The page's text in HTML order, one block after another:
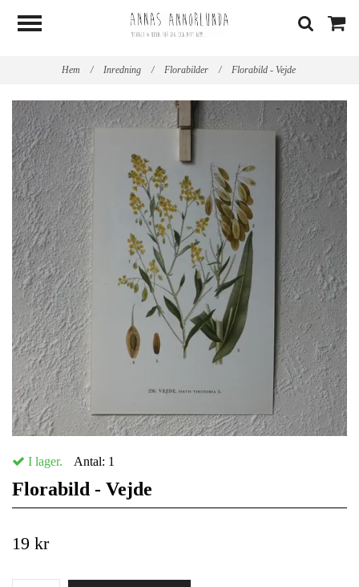
Hem / Inredning / Florabilder / Florabild - Vejde
I lager. Antal: 1
Florabild - Vejde
19 kr